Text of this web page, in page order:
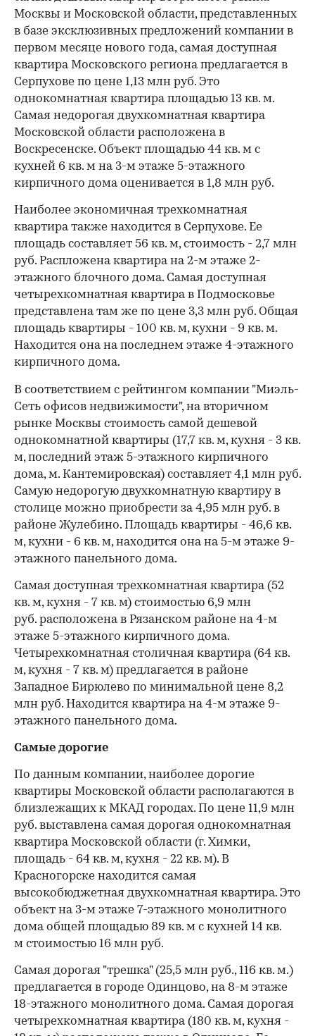
Москвы и Московской области, представленных
в базе эксклюзивных предложений компании в
первом месяце нового года, самая доступная
квартира Московского региона предлагается в
Серпухове по цене 1,13 млн руб. Это
однокомнатная квартира площадью 13 кв. м.
Самая недорогая двухкомнатная квартира
Московской области расположена в
Воскресенске. Объект площадью 44 кв. м с
кухней 6 кв. м на 3-м этаже 5-этажного
кирпичного дома оценивается в 1,8 млн руб.
Наиболее экономичная трехкомнатная
квартира также находится в Серпухове. Ее
площадь составляет 56 кв. м, стоимость - 2,7 млн
руб. Распложена квартира на 2-м этаже 2-
этажного блочного дома. Самая доступная
четырехкомнатная квартира в Подмосковье
представлена там же по цене 3,3 млн руб. Общая
площадь квартиры - 100 кв. м, кухни - 9 кв. м.
Находится она на последнем этаже 4-этажного
кирпичного дома.
00:00 / 00:00
В соответствием с рейтингом компании "Миэль-
Сеть офисов недвижимости", на вторичном
рынке Москвы стоимость самой дешевой
однокомнатной квартиры (17,7 кв. м, кухня - 3 кв.
м, последний этаж 5-этажного кирпичного
дома, м. Кантемировская) составляет 4,1 млн руб.
Самую недорогую двухкомнатную квартиру в
столице можно приобрести за 4,95 млн руб. в
районе Жулебино. Площадь квартиры - 46,6 кв.
м, кухни - 6 кв. м, находится она на 5-м этаже 9-
этажного панельного дома.
Самая доступная трехкомнатная квартира (52
кв. м, кухня - 7 кв. м) стоимостью 6,9 млн
руб. расположена в Рязанском районе на 4-м
этаже 5-этажного кирпичного дома.
Четырехкомнатная столичная квартира (64 кв.
м, кухня - 7 кв. м) предлагается в районе
Западное Бирюлево по минимальной цене 8,2
млн руб. Находится квартира на 4-м этаже 9-
этажного панельного дома.
Самые дорогие
По данным компании, наиболее дорогие
квартиры Московской области располагаются в
близлежащих к МКАД городах. По цене 11,9 млн
руб. выставлена самая дорогая однокомнатная
квартира Московской области (г. Химки,
площадь - 64 кв. м, кухня - 22 кв. м). В
Красногорске находится самая
высокобюджетная двухкомнатная квартира. Это
объект на 3-м этаже 7-этажного монолитного
дома общей площадью 89 кв. м с кухней 14 кв.
м стоимостью 16 млн руб.
Самая дорогая "трешка" (25,5 млн руб., 116 кв. м.)
предлагается в городе Одинцово, на 8-м этаже
18-этажного монолитного дома. Самая дорогая
четырехкомнатная квартира (180 кв. м, кухня -